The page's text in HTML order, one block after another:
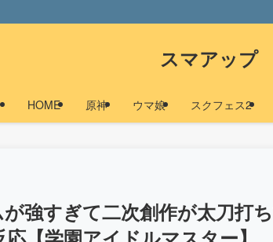
スマアップ
HOME 原神 ウマ娘 スクフェス2
が強すぎて二次創作が太刀打